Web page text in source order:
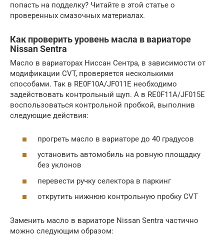
попасть на подделку? Читайте в этой статье о
проверенных смазочных материалах.
Как проверить уровень масла в вариаторе
Nissan Sentra
Масло в вариаторах Ниссан Сентра, в зависимости от
модификации CVT, проверяется несколькими
способами. Так в RE0F10A/JF011E необходимо
задействовать контрольный щуп. А в RE0F11A/JF015E
воспользоваться контрольной пробкой, выполнив
следующие действия:
прогреть масло в вариаторе до 40 градусов
установить автомобиль на ровную площадку
без уклонов
перевести ручку селектора в паркинг
открутить нижнюю контрольную пробку CVT
Заменить масло в вариаторе Nissan Sentra частично
можно следующим образом: